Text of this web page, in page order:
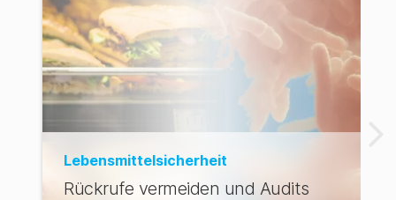
Lebensmittelsicherheit
Rückrufe vermeiden und Audits